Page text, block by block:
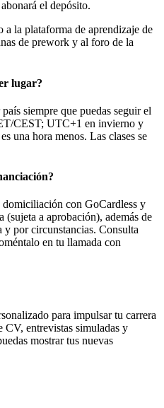
el depósito.
a la plataforma de aprendizaje de
de prework y al foro de la
lugar?
siempre que puedas seguir el
CEST; UTC+1 en invierno y
una hora menos. Las clases se
con GoCardless y
a aprobación), además de
y por circunstancias. Consulta
en tu llamada con
para impulsar tu carrera
entrevistas simuladas y
mostrar tus nuevas